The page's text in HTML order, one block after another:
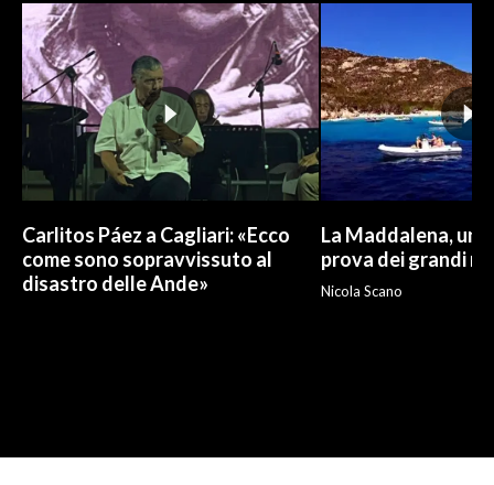
Carlitos Páez a Cagliari: «Ecco
come sono sopravvissuto al
disastro delle Ande»
La Maddalena, un
prova dei grandi
Nicola Scano